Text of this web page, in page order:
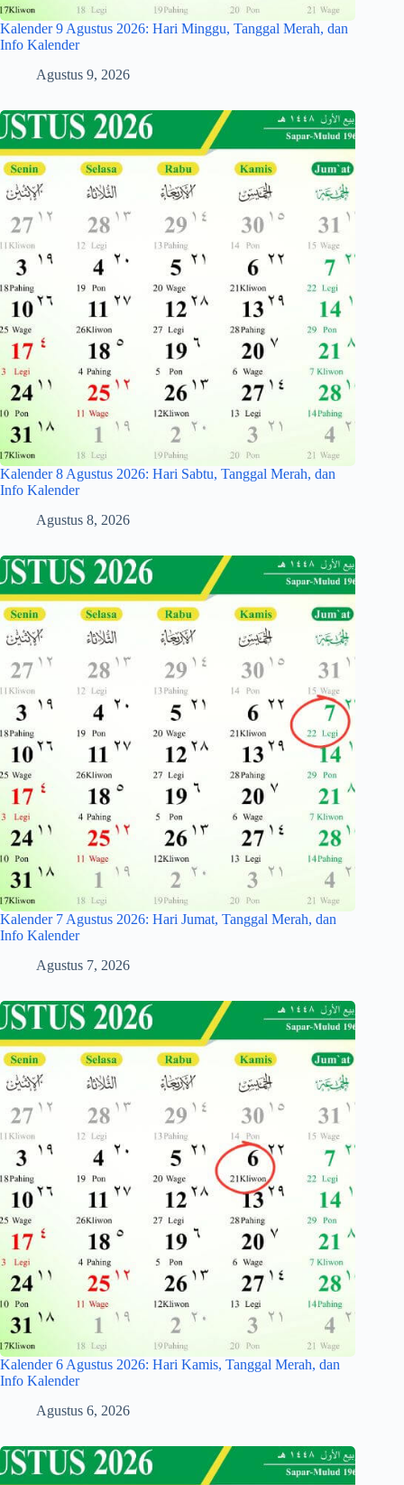
Kalender 9 Agustus 2026: Hari Minggu, Tanggal Merah, dan
Info Kalender
Agustus 9, 2026
Kalender 8 Agustus 2026: Hari Sabtu, Tanggal Merah, dan
Info Kalender
Agustus 8, 2026
Kalender 7 Agustus 2026: Hari Jumat, Tanggal Merah, dan
Info Kalender
Agustus 7, 2026
Kalender 6 Agustus 2026: Hari Kamis, Tanggal Merah, dan
Info Kalender
Agustus 6, 2026